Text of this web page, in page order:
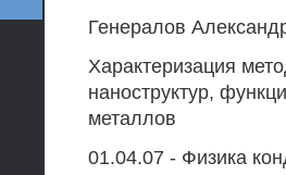
Генералов
Характеризация
наноструктур,
металлов
01.04.07 - Физика